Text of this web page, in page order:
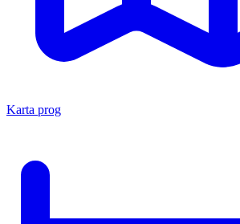
Karta prog